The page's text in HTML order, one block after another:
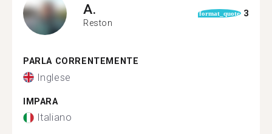
A.
Reston
format_quote 3
PARLA CORRENTEMENTE
Inglese
IMPARA
Italiano